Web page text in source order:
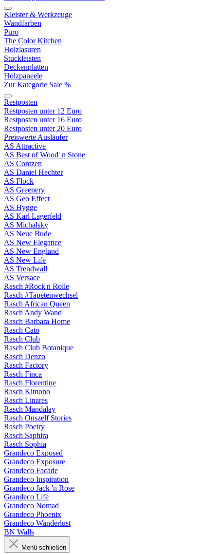
Kleister & Werkzeuge
Wandfarben
Puro
The Color Kitchen
Holzlasuren
Stuckleisten
Deckenplatten
Holzpaneele
Zur Kategorie Sale %
Restposten
Restposten unter 12 Euro
Restposten unter 16 Euro
Restposten unter 20 Euro
Preiswerte Ausläufer
AS Attractive
AS Best of Wood' n Stone
AS Contzen
AS Daniel Hechter
AS Flock
AS Greenery
AS Geo Effect
AS Hygge
AS Karl Lagerfeld
AS Michalsky
AS Neue Bude
AS New Elegance
AS New England
AS New Life
AS Trendwall
AS Versace
Rasch #Rock'n Rolle
Rasch #Tapetenwechsel
Rasch African Queen
Rasch Andy Wand
Rasch Barbara Home
Rasch Cato
Rasch Club
Rasch Club Botanique
Rasch Denzo
Rasch Factory
Rasch Finca
Rasch Florentine
Rasch Kimono
Rasch Linares
Rasch Mandalay
Rasch Onszelf Stories
Rasch Poetry
Rasch Saphira
Rasch Sophia
Grandeco Exposed
Grandeco Exposure
Grandeco Facade
Grandeco Inspiration
Grandeco Jack 'n Rose
Grandeco Life
Grandeco Nomad
Grandeco Phoenix
Grandeco Wanderlust
BN Walls
Menü schließen